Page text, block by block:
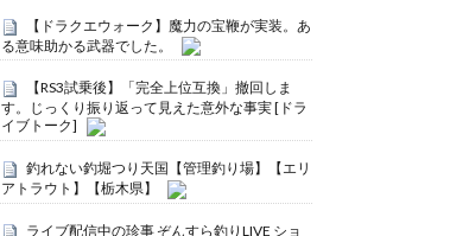
【ドラクエウォーク】魔力の宝鞭が実装。あ
る意味助かる武器でした。
【RS3試乗後】「完全上位互換」撤回しま
す。じっくり振り返って見えた意外な事実 [ドラ
イブトーク]
釣れない釣堀つり天国【管理釣り場】【エリ
アトラウト】【栃木県】
ライブ配信中の珍事 ぞんすら釣りLIVE ショ